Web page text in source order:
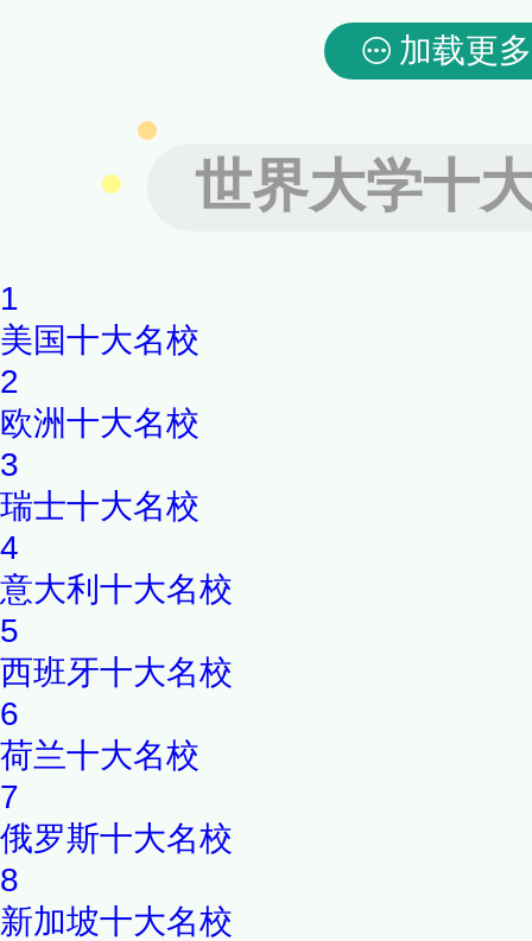
加载更多
世界大学十
1
美国十大名校
2
欧洲十大名校
3
瑞士十大名校
4
意大利十大名校
5
西班牙十大名校
6
荷兰十大名校
7
俄罗斯十大名校
8
新加坡十大名校